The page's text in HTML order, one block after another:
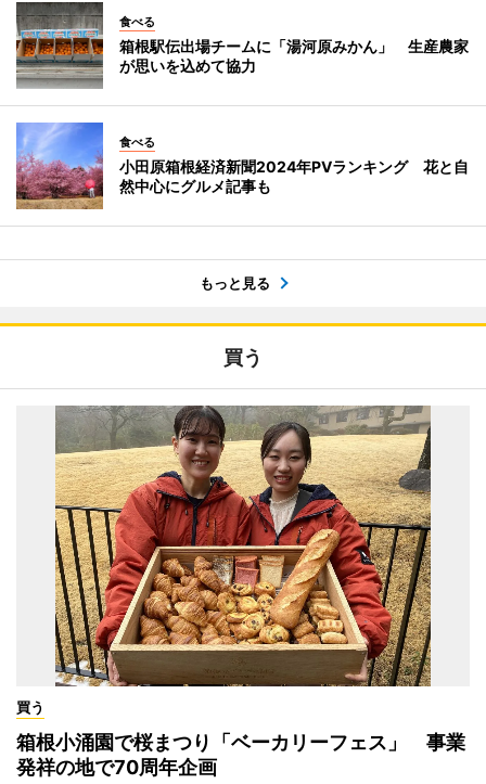
食べる
箱根駅伝出場チームに「湯河原みかん」 生産農家
が思いを込めて協力
食べる
小田原箱根経済新聞2024年PVランキング 花と自
然中心にグルメ記事も
もっと見る
買う
買う
箱根小涌園で桜まつり「ベーカリーフェス」 事業
発祥の地で70周年企画